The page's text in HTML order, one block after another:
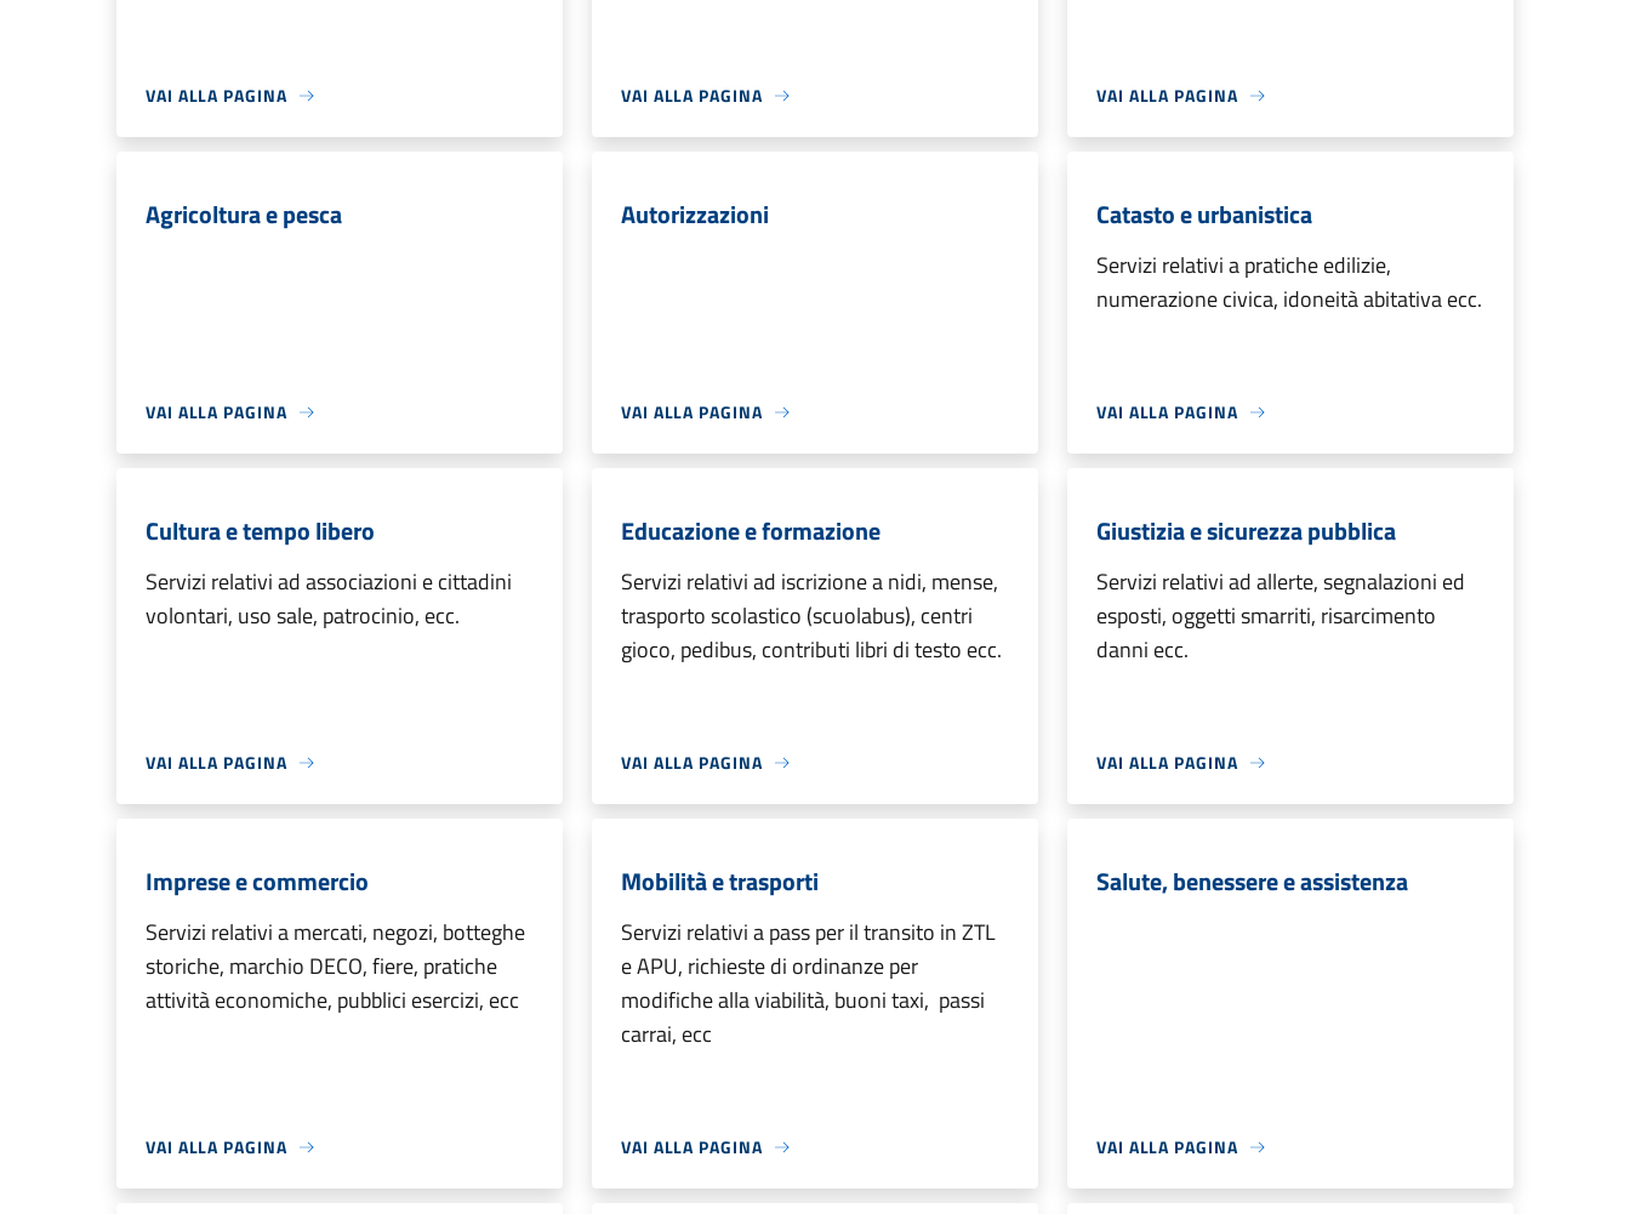
VAI ALLA PAGINA VAI ALLA PAGINA VAI ALLA PAGINA
Agricoltura e pesca
VAI ALLA PAGINA
Autorizzazioni
VAI ALLA PAGINA
Catasto e urbanistica
Servizi relativi a pratiche edilizie,
numerazione civica, idoneità abitativa ecc.
VAI ALLA PAGINA
Cultura e tempo libero
Servizi relativi ad associazioni e cittadini
volontari, uso sale, patrocinio, ecc.
VAI ALLA PAGINA
Educazione e formazione
Servizi relativi ad iscrizione a nidi, mense,
trasporto scolastico (scuolabus), centri
gioco, pedibus, contributi libri di testo ecc.
VAI ALLA PAGINA
Giustizia e sicurezza pubblica
Servizi relativi ad allerte, segnalazioni ed
esposti, oggetti smarriti, risarcimento
danni ecc.
VAI ALLA PAGINA
Imprese e commercio
Servizi relativi a mercati, negozi, botteghe
storiche, marchio DECO, fiere, pratiche
attività economiche, pubblici esercizi, ecc
VAI ALLA PAGINA
Mobilità e trasporti
Servizi relativi a pass per il transito in ZTL
e APU, richieste di ordinanze per
modifiche alla viabilità, buoni taxi, passi
carrai, ecc
VAI ALLA PAGINA
Salute, benessere e assistenza
VAI ALLA PAGINA